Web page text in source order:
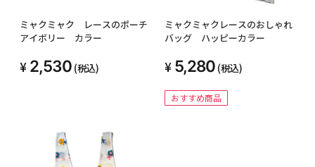
ミャクミャク レースのポーチ
アイボリー カラー
2,530 (税込)
ミャクミャクレースのおしゃれ
バッグ ハッピーカラー
5,280 (税込)
おすすめ商品